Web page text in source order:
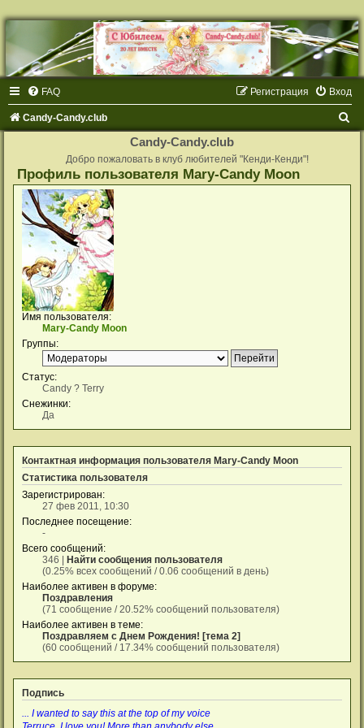
FAQ Вход
Регистрация
Candy-Candy.club
Candy-Candy.club
Добро пожаловать в клуб любителей "Кенди-Кенди"!
Профиль пользователя Mary-Candy Moon
Имя пользователя:
Mary-Candy Moon
Группы:
Статус:
Candy ? Terry
Снежинки:
Да
Контактная информация пользователя Mary-Candy Moon
Статистика пользователя
Зарегистрирован:
27 фев 2011, 10:30
Последнее посещение:
-
Всего сообщений:
346 |
Найти сообщения пользователя
(0.25% всех сообщений / 0.06 сообщений в день)
Наиболее активен в форуме:
Поздравления
(71 сообщение / 20.52% сообщений пользователя)
Наиболее активен в теме:
Поздравляем с Днем Рождения! [тема 2]
(60 сообщений / 17.34% сообщений пользователя)
Подпись
... I wanted to say this at the top of my voice